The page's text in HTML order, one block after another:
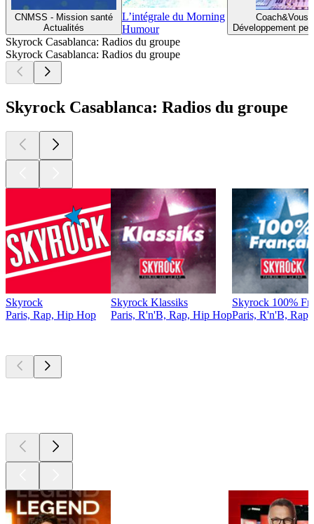
CNMSS - Mission santé
Actualités
L’intégrale du Morning
Humour
Coach&Vous
Développement
Skyrock Casablanca: Radios du groupe
Skyrock Casablanca: Radios du groupe
Skyrock Casablanca: Radios du groupe
Skyrock
Paris, Rap, Hip Hop
Skyrock Klassiks
Paris, R'n'B, Rap, Hip Hop
Skyrock 100%
Paris, R'n'B,